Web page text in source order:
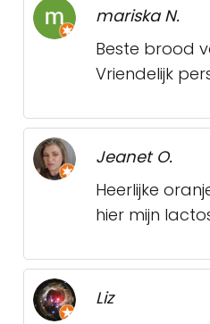
mariska N.
Beste brood
Vriendelijk
Jeanet O.
Heerlijke
hier mijn
Liz